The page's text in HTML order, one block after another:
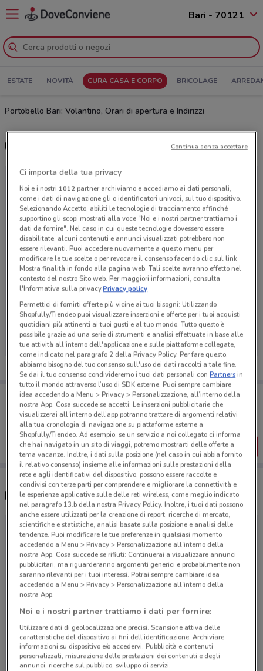
Bari - 70121
ESTATE NOVITÀ CURA CASA E CORPO BRICOLAGE
Portobello Bari: Volantino, Orari di apertura e Indirizzi
Ultime offerte del volantino Portobello
Ci dispiace, al momento non abbiamo pubblicato
volantini nella tua zona. Riprova più tardi.
Porta DoveConviene sempre con te!
Puoi trovare le migliori offerte dei negozi vicino a te,
salvarle e creare la tua lista del risparmio, comodamente
dal tuo cellulare.
SCARICA L’APP
Negozi Portobello a Bari
Non ci sono negozi nelle vicinanze
Ci importa della tua privacy
Noi e i nostri 1012partner archiviamo e accediamo ai dati personali,
come i dati di navigazione gli o identificatori univoci, sul tuo dispositivo.
Selezionando Accetto, abiliti le tecnologie di tracciamento affinché
supportino gli scopi mostrati alla voce "Noi e i nostri partner trattiamo i
dati da fornire". Nel caso in cui queste tecnologie dovessero essere
disabilitate, alcuni contenuti e annunci visualizzati potrebbero non
essere rilevanti. Puoi accedere nuovamente a questo menu per
modificare le tue scelte o per revocare il consenso facendo clic sul link
Mostra finalità in fondo alla pagina web. Tali scelte avranno effetto nel
contesto del nostro Sito web. Per maggiori informazioni, consulta
l'Informativa sulla privacy.Privacy policy
Permettici di fornirti offerte più vicine ai tuoi bisogni: Utilizzando
Shopfully/Tiendeo puoi visualizzare inserzioni e offerte per i tuoi acquisti
quotidiani più attinenti ai tuoi gusti e al tuo mondo. Tutto questo è
possibile grazie ad una serie di strumenti e analisi effettuate in base alle
tue attività all'interno dell'applicazione e sulle piattaforme collegate,
come indicato nel paragrafo 2 della Privacy Policy. Per fare questo,
abbiamo bisogno del tuo consenso sull'uso dei dati raccolti a tale fine.
Se dai il tuo consenso condivideremo i tuoi dati personali conPartnersin
tutto il mondo attraverso l’uso di SDK esterne. Puoi sempre cambiare
idea accedendo a Menu > Privacy > Personalizzazione, all’interno della
nostra App. Cosa succede se accetti: Le inserzioni pubblicitarie che
visualizzerai all'interno dell’app potranno trattare di argomenti relativi
alla tua cronologia di navigazione su piattaforme esterne a
Shopfully/Tiendeo. Ad esempio, se un servizio a noi collegato ci informa
che hai navigato in un sito di viaggi, potremo mostrarti delle offerte a
tema vacanze. Inoltre, i dati sulla posizione (nel caso in cui abbia fornito
il relativo consenso) insieme alle informazioni sulle prestazioni della
rete e agli identificativi del dispositivo, possono essere raccolte e
condivisi con terze parti per comprendere e migliorare la connettività e
le esperienze applicative sulle delle reti wireless, come meglio indicato
nel paragrafo 13.b della nostra Privacy Policy. Inoltre, i tuoi dati possono
anche essere utilizzati per la creazione di report, ricerche di mercato,
scientifiche e statistiche, analisi basate sulla posizione e analisi delle
tendenze. Puoi modificare le tue preferenze in qualsiasi momento
accedendo a Menu > Privacy > Personalizzazione all'interno della
nostra App. Cosa succede se rifiuti: Continuerai a visualizzare annunci
pubblicitari, ma riguarderanno argomenti generici e probabilmente non
saranno rilevanti per i tuoi interessi. Potrai sempre cambiare idea
accedendo a Menu > Privacy > Personalizzazione all'interno della
nostra App.
Noi e i nostri partner trattiamo i dati per fornire:
Utilizzare dati di geolocalizzazione precisi. Scansione attiva delle
caratteristiche del dispositivo ai fini dell’identificazione. Archiviare
informazioni su dispositivo e/o accedervi. Pubblicità e contenuti
personalizzati, misurazione delle prestazioni dei contenuti e degli
annunci, ricerche sul pubblico, sviluppo di servizi.
Continua senza accettare